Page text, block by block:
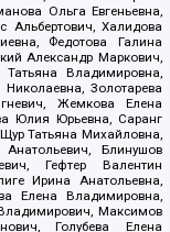
Ольга Евгеньевна,
Альбертович, Халидова
Федотова Галина
Александр Маркович,
Татьяна Владимировна,
Золотарева
Жемкова Елена
Юлия Юрьевна, Саранг
Татьяна Михайловна,
Блинушов
Гефтер Валентин
Ирина Анатольевна,
Елена Владимировна,
Максимов
Голубева Елена